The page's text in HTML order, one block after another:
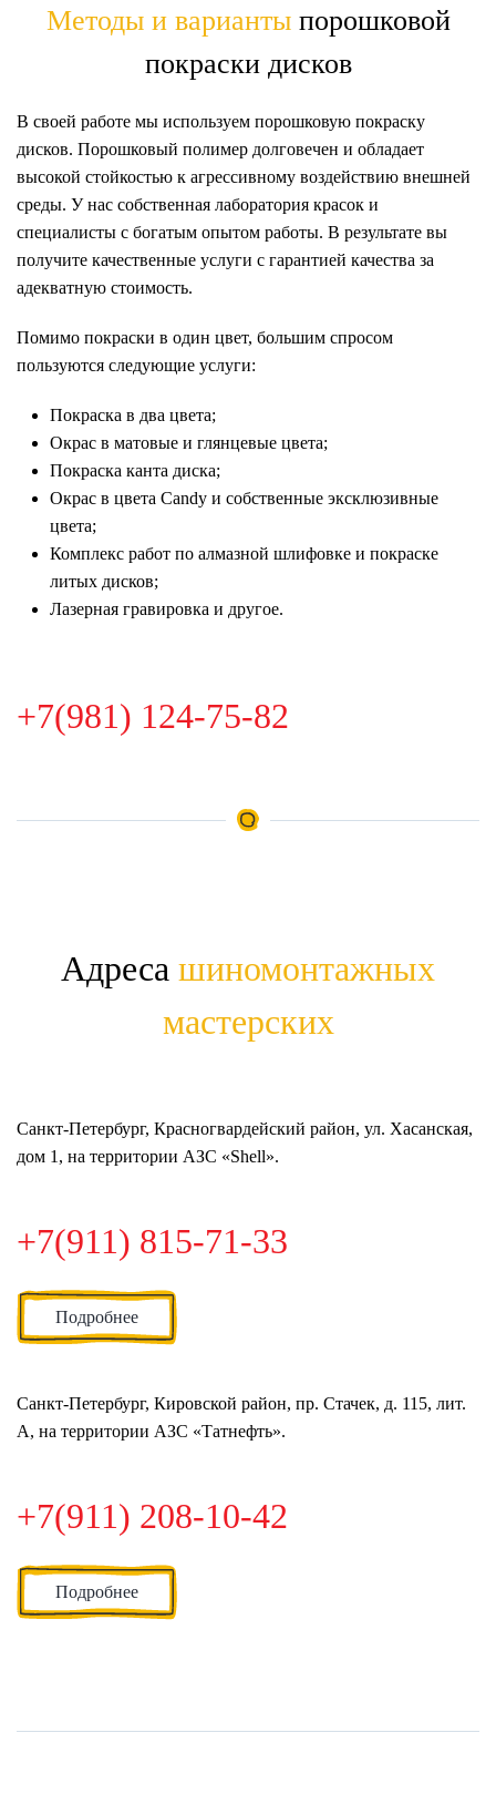
Методы и варианты порошковой
покраски дисков
В своей работе мы используем порошковую покраску
дисков. Порошковый полимер долговечен и обладает
высокой стойкостью к агрессивному воздействию внешней
среды. У нас собственная лаборатория красок и
специалисты с богатым опытом работы. В результате вы
получите качественные услуги с гарантией качества за
адекватную стоимость.
Помимо покраски в один цвет, большим спросом
пользуются следующие услуги:
Покраска в два цвета;
Окрас в матовые и глянцевые цвета;
Покраска канта диска;
Окрас в цвета Candy и собственные эксклюзивные
цвета;
Комплекс работ по алмазной шлифовке и покраске
литых дисков;
Лазерная гравировка и другое.
+7(981) 124-75-82
Адреса шиномонтажных
мастерских
Санкт-Петербург, Красногвардейский район, ул. Хасанская,
дом 1, на территории АЗС «Shell».
+7(911) 815-71-33
Подробнее
Санкт-Петербург, Кировской район, пр. Стачек, д. 115, лит.
А, на территории АЗС «Татнефть».
+7(911) 208-10-42
Подробнее